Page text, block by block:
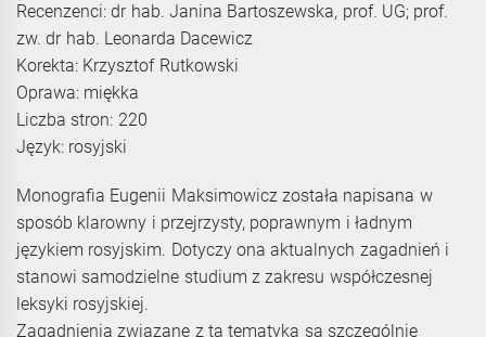
Recenzenci: dr hab. Janina Bartoszewska, prof. UG; prof.
zw. dr hab. Leonarda Dacewicz
Korekta: Krzysztof Rutkowski
Oprawa: miękka
Liczba stron: 220
Język: rosyjski
Monografia Eugenii Maksimowicz została napisana w
sposób klarowny i przejrzysty, poprawnym i ładnym
językiem rosyjskim. Dotyczy ona aktualnych zagadnień i
stanowi samodzielne studium z zakresu współczesnej
leksyki rosyjskiej.
Zagadnienia związane z tą tematyką są szczególnie